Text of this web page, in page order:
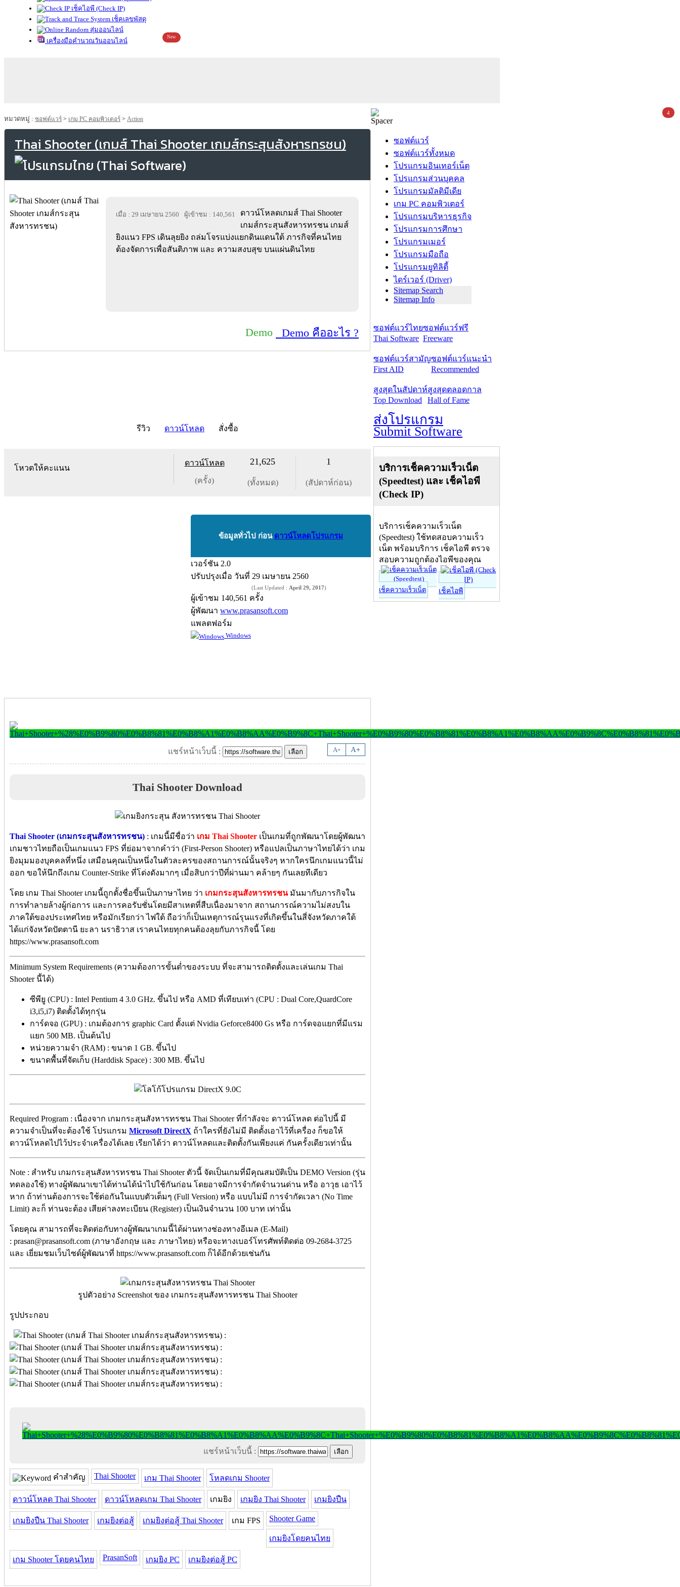
เช็คไอพี (Check IP)
เช็คเลขพัสดุ
สุ่มออนไลน์
เครื่องมือคำนวณวันออนไลน์
New
หมวดหมู่ : ซอฟต์แวร์ > เกม PC คอมพิวเตอร์ > Action
Thai Shooter (เกมส์ Thai Shooter เกมส์กระสุนสังหารทรชน)
เมื่อ : 29 เมษายน 2560 ผู้เข้าชม : 140,561
ดาวน์โหลดเกมส์ Thai Shooter
เกมส์กระสุนสังหารทรชน เกมส์
ยิงแนว FPS เดินลุยยิง ถล่มโจรแบ่งแยกดินแดนใต้ ภารกิจที่คนไทย
ต้องจัดการเพื่อสันติภาพ และ ความสงบสุข บนแผ่นดินไทย
Demo Demo คืออะไร ?
รีวิว ดาวน์โหลด สั่งซื้อ
โหวตให้คะแนน
ดาวน์โหลด
(ครั้ง)
21,625
(ทั้งหมด)
1
(สัปดาห์ก่อน)
ข้อมูลทั่วไป ก่อน ดาวน์โหลดโปรแกรม
เวอร์ชัน 2.0
ปรับปรุงเมื่อ วันที่ 29 เมษายน 2560
(Last Updated : April 29, 2017)
ผู้เข้าชม 140,561 ครั้ง
ผู้พัฒนา www.prasansoft.com
แพลตฟอร์ม
Windows
A- A+
แชร์หน้าเว็บนี้ :
Thai Shooter Download
Thai Shooter (เกมกระสุนสังหารทรชน) : เกมนี้มีชื่อว่า เกม Thai Shooter เป็นเกมที่ถูกพัฒนาโดยผู้พัฒนา
เกมชาวไทยถือเป็นเกมแนว FPS ที่ย่อมาจากคำว่า (First-Person Shooter) หรือแปลเป็นภาษาไทยได้ว่า เกม
ยิงมุมมองบุคคลที่หนึ่ง เสมือนคุณเป็นหนึ่งในตัวละครของสถานการณ์นั้นจริงๆ หากใครนึกเกมแนวนี้ไม่
ออก ขอให้นึกถึงเกม Counter-Strike ที่โด่งดังมากๆ เมื่อสิบกว่าปีที่ผ่านมา คล้ายๆ กันเลยทีเดียว
โดย เกม Thai Shooter เกมนี้ถูกตั้งชื่อขึ้นเป็นภาษาไทย ว่า เกมกระสุนสังหารทรชนมันมากับภารกิจใน
การทำลายล้างผู้ก่อการ และการคอรับชั่นโดยมีสาเหตที่สืบเนื่องมาจาก สถานการณ์ความไม่สงบใน
ภาคใต้ของประเทศไทย หรือมักเรียกว่า ไฟใต้ ถือว่าก็เป็นเหตุการณ์รุนแรงที่เกิดขึ้นในสี่จังหวัดภาคใต้
ได้แก่จังหวัดปัตตานี ยะลา นราธิวาส เราคนไทยทุกคนต้องลุยกับภารกิจนี้ โดย
https://www.prasansoft.com
Minimum System Requirements (ความต้องการขั้นต่ำของระบบ ที่จะสามารถติดตั้งและเล่นเกม Thai
Shooter นี้ได้)
ซีพียู (CPU) : Intel Pentium 4 3.0 GHz. ขึ้นไป หรือ AMD ที่เทียบเท่า (CPU : Dual Core,QuardCore
i3,i5,i7) ติดตั้งได้ทุกรุ่น
การ์ดจอ (GPU) : เกมต้องการ graphic Card ตั้งแต่ Nvidia Geforce8400 Gs หรือ การ์ดจอแยกที่มีแรม
แยก 500 MB. เป็นต้นไป
หน่วยความจำ (RAM) : ขนาด 1 GB. ขึ้นไป
ขนาดพื้นที่จัดเก็บ (Harddisk Space) : 300 MB. ขึ้นไป
Required Program : เนื่องจาก เกมกระสุนสังหารทรชน Thai Shooter ที่กำลังจะ ดาวน์โหลด ต่อไปนี้ มี
ความจำเป็นที่จะต้องใช้ โปรแกรม Microsoft DirectX ถ้าใครที่ยังไม่มี ติดตั้งเอาไว้ที่เครื่อง ก็ขอให้
ดาวน์โหลดไปไว้ประจำเครื่องได้เลย เรียกได้ว่า ดาวน์โหลดและติดตั้งกันเพียงแค่ กันครั้งเดียวเท่านั้น
Note : สำหรับ เกมกระสุนสังหารทรชน Thai Shooter ตัวนี้ จัดเป็นเกมที่มีคุณสมบัติเป็น DEMO Version (รุ่น
ทดลองใช้) ทางผู้พัฒนาเขาได้ท่านได้นำไปใช้กันก่อน โดยอาจมีการจำกัดจำนวนด่าน หรือ อาวุธ เอาไว้
หาก ถ้าท่านต้องการจะใช้ต่อกันในแบบตัวเต็มๆ (Full Version) หรือ แบบไม่มี การจำกัดเวลา (No Time
Limit) ละก็ ท่านจะต้อง เสียค่าลงทะเบียน (Register) เป็นเงินจำนวน 100 บาท เท่านั้น
โดยคุณ สามารถที่จะติดต่อกับทางผู้พัฒนาเกมนี้ได้ผ่านทางช่องทางอีเมล (E-Mail)
: prasan@prasansoft.com (ภาษาอังกฤษ และ ภาษาไทย) หรือจะทางเบอร์โทรศัพท์ติดต่อ 09-2684-3725
และ เยี่ยมชมเว็บไซด์ผู้พัฒนาที่ https://www.prasansoft.com ก็ได้อีกด้วยเช่นกัน
รูปตัวอย่าง Screenshot ของ เกมกระสุนสังหารทรชน Thai Shooter
รูปประกอบ
แชร์หน้าเว็บนี้ :
คำสำคัญ Thai Shooter เกม Thai Shooter โหลดเกม Shooter
ดาวน์โหลด Thai Shooter ดาวน์โหลดเกม Thai Shooter เกมยิง เกมยิง Thai Shooter เกมยิงปืน
เกมยิงปืน Thai Shooter เกมยิงต่อสู้ เกมยิงต่อสู้ Thai Shooter เกม FPS Shooter Game
เกมยิงโดยคนไทย
เกม Shooter โดยคนไทย PrasanSoft เกมยิง PC เกมยิงต่อสู้ PC
ซอฟต์แวร์
ซอฟต์แวร์ทั้งหมด
โปรแกรมอินเทอร์เน็ต
โปรแกรมส่วนบุคคล
โปรแกรมมัลติมีเดีย
เกม PC คอมพิวเตอร์
โปรแกรมบริหารธุรกิจ
โปรแกรมการศึกษา
โปรแกรมเมอร์
โปรแกรมมือถือ
โปรแกรมยูทิลิตี้
ไดร์เวอร์ (Driver)
Sitemap Search
Sitemap Info
ซอฟต์แวร์ไทย
Thai Software
ซอฟต์แวร์ฟรี
Freeware
ซอฟต์แวร์สามัญ
First AID
ซอฟต์แวร์แนะนำ
Recommended
สูงสุดในสัปดาห์
Top Download
สูงสุดตลอดกาล
Hall of Fame
ส่งโปรแกรม
Submit Software
บริการเช็คความเร็วเน็ต
(Speedtest) และ เช็คไอพี
(Check IP)
บริการเช็คความเร็วเน็ต
(Speedtest) ใช้ทดสอบความเร็ว
เน็ต พร้อมบริการ เช็คไอพี ตรวจ
สอบความถูกต้องไอพีของคุณ
เช็คความเร็วเน็ต เช็คไอพี
4